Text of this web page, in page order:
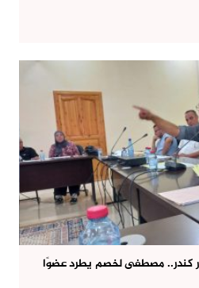
كندر.. مصطفى لخصم يطرد عضوًا